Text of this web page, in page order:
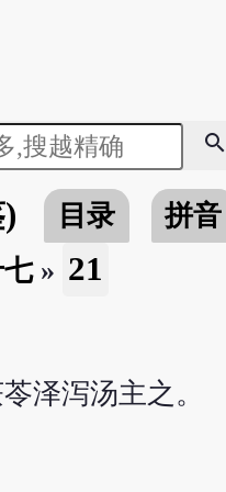
search
目录 拼音
» 21
泽泻汤主之。